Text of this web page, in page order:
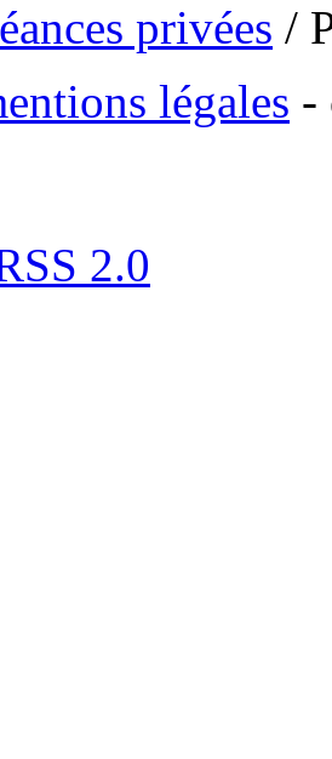
privées /
légales -
2.0